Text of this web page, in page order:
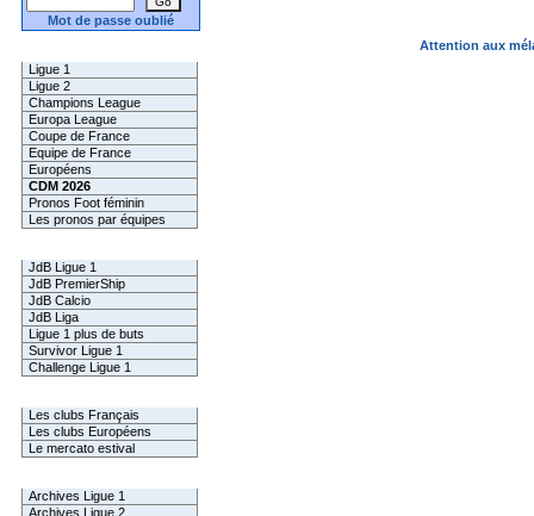
Mot de passe oublié
Ligue 1
Ligue 2
Champions League
Europa League
Coupe de France
Equipe de France
Européens
CDM 2026
Pronos Foot féminin
Les pronos par équipes
JdB Ligue 1
JdB PremierShip
JdB Calcio
JdB Liga
Ligue 1 plus de buts
Survivor Ligue 1
Challenge Ligue 1
Les clubs Français
Les clubs Européens
Le mercato estival
Archives Ligue 1
Archives Ligue 2
Attention aux